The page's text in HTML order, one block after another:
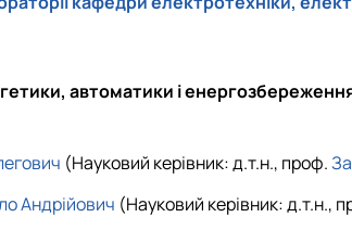
автоматики і
(Науковий керівник: д.т.н., проф.
Андрійович (Науковий керівник: д.т.н.,